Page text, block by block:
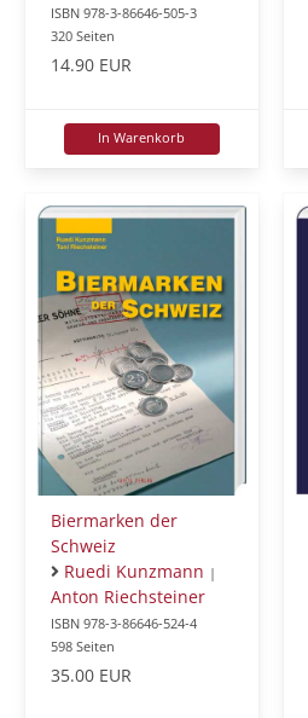
ISBN 978-3-86646-505-3
320 Seiten
14.90 EUR
In Warenkorb
Biermarken der
Schweiz
Ruedi Kunzmann |
Anton Riechsteiner
ISBN 978-3-86646-524-4
598 Seiten
35.00 EUR